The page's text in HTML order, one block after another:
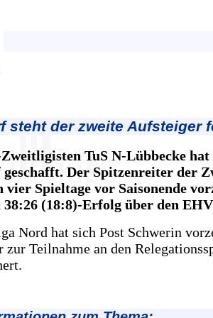
steht der zweite Aufsteiger
TuS N-Lübbecke hat
geschafft. Der Spitzenreiter der
vier Spieltage vor Saisonende
38:26 (18:8)-Erfolg über den
Nord hat sich Post Schwerin
zur Teilnahme an den